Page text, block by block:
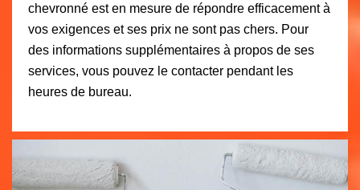
chevronné est en mesure de répondre efficacement à
vos exigences et ses prix ne sont pas chers. Pour
des informations supplémentaires à propos de ses
services, vous pouvez le contacter pendant les
heures de bureau.